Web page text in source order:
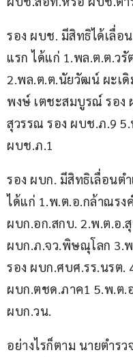
รอง ผบช. มีสิทธิได้เลื่อ
แรก ได้แก่ 1.พล.ต.ต.ว
2.พล.ต.ต.นัยวัฒน์ ผะเ
พงษ์ เตชะสมบูรณ์ รอง
สุวรรณ รอง ผบช.ภ.9
ผบช.ภ.1
รอง ผบก. มีสิทธิเลื่อนต
ได้แก่ 1.พ.ต.อ.กล้าณรง
ผบก.อก.สกบ. 2.พ.ต.อ.
ผบก.ภ.จว.พิษณุโลก 3.
รอง ผบก.ศบศ.รร.นรต.
ผบก.ตชด.ภาค1 5.พ.ต.
ผบก.วน.
อย่างไรก็ตาม นายตำร